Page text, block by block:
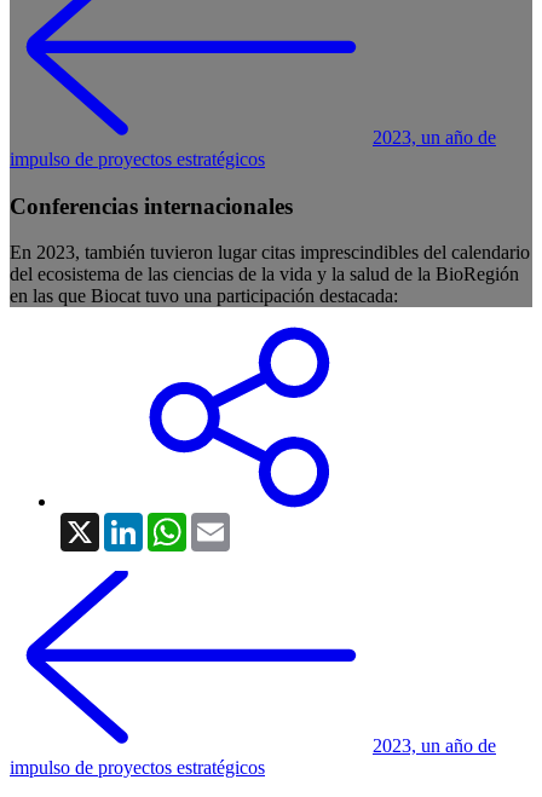
2023, un año de
impulso de proyectos estratégicos
Conferencias internacionales
En 2023, también tuvieron lugar citas imprescindibles del calendario
del ecosistema de las ciencias de la vida y la salud de la BioRegión
en las que Biocat tuvo una participación destacada:
X LinkedInWhatsApp
2023, un año de
impulso de proyectos estratégicos